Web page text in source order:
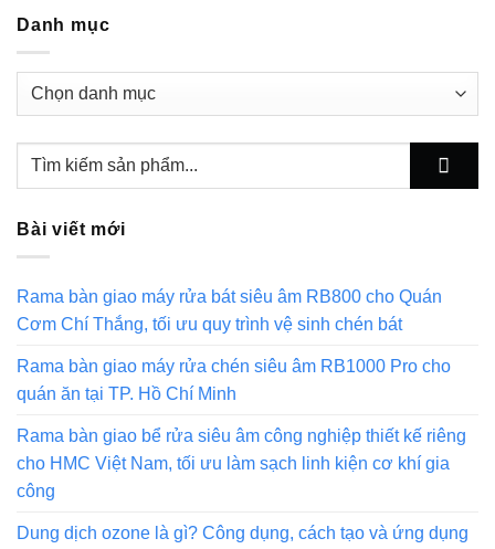
Danh mục
Danh
Bài viết mới
Rama bàn giao máy rửa bát siêu âm RB800 cho Quán
Cơm Chí Thắng, tối ưu quy trình vệ sinh chén bát
Rama bàn giao máy rửa chén siêu âm RB1000 Pro cho
quán ăn tại TP. Hồ Chí Minh
Rama bàn giao bể rửa siêu âm công nghiệp thiết kế riêng
cho HMC Việt Nam, tối ưu làm sạch linh kiện cơ khí gia
công
Dung dịch ozone là gì? Công dụng, cách tạo và ứng dụng